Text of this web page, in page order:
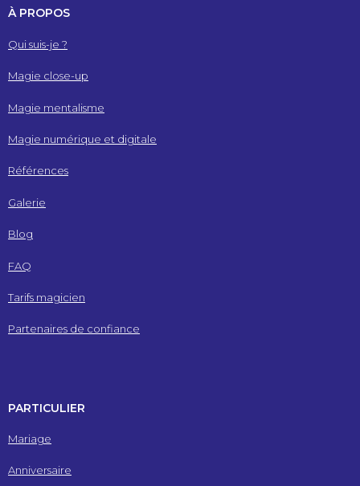
À PROPOS
Qui suis-je ?
Magie close-up
Magie mentalisme
Magie numérique et digitale
Références
Galerie
Blog
FAQ
Tarifs magicien
Partenaires de confiance
PARTICULIER
Mariage
Anniversaire